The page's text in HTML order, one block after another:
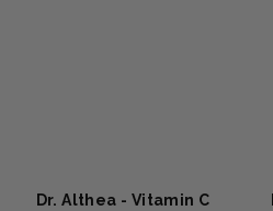
Dr. Althea - Vitamin C